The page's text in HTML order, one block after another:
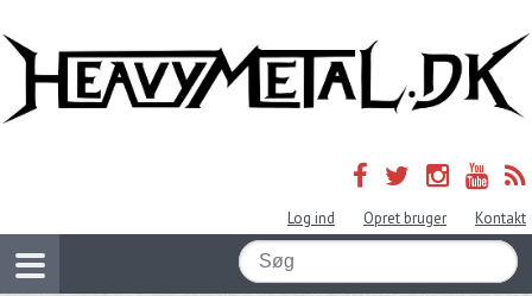
Log ind Opret bruger Kontakt